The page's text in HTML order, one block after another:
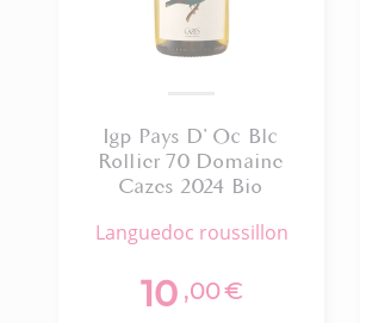
Igp Pays D' Oc Blc
Rollier 70 Domaine
Cazes 2024 Bio
languedoc roussillon
10 ,00€